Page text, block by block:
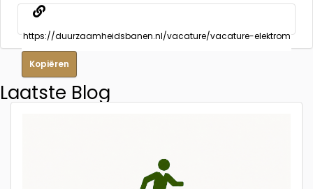
Kopiëren
Laatste Blog